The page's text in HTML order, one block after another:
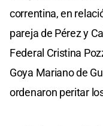
correntina, en
pareja de Pérez y
Federal Cristina
Goya Mariano de
ordenaron peritar